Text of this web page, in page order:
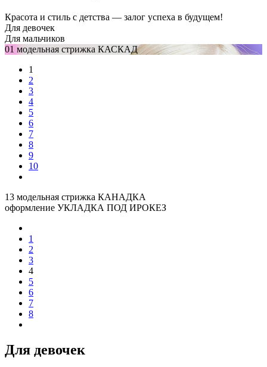
Красота и стиль с детства — залог успеха в будущем!
Для девочек
Для мальчиков
01 модельная стрижка КАСКАД
1
2
3
4
5
6
7
8
9
10
13 модельная стрижка КАНАДКА
оформление УКЛАДКА ПОД ИРОКЕЗ
1
2
3
4
5
6
7
8
Для девочек